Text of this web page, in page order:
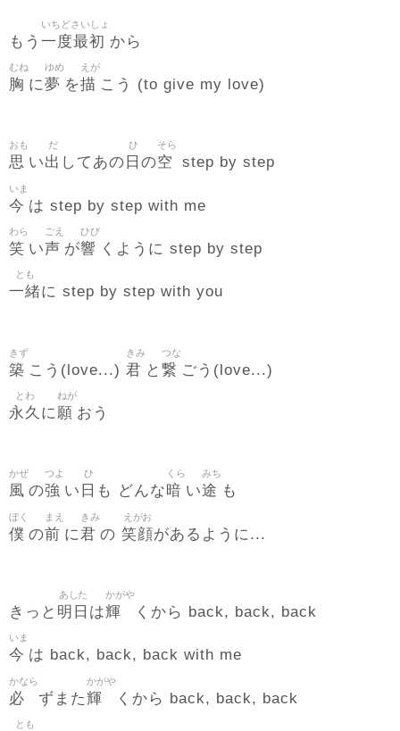
もう 一度最初
いちどさいしょ
から
胸
むね
に夢
ゆめ
を描
えが
こう (to give my love)
思
おも
い出
だ
してあの 日
ひ
の空
そら
step by step
今
いま
は step by step with me
笑
わら
い声
ごえ
が響
ひび
くように step by step
一緒
とも
に step by step with you
築
きず
こう(love...) 君
きみ
と 繋
つな
ごう(love...)
永久
とわ
に願
ねが
おう
風
かぜ
の強
つよ
い 日
ひ
も どんな暗
くら
い途
みち
も
僕
ぼく
の前
まえ
に君
きみ
の 笑顔
えがお
があるように...
きっと 明日
あした
は輝
かがや
くから back, back, back
今
いま
は back, back, back with me
必
かなら
ずまた輝
かがや
くから back, back, back
とも